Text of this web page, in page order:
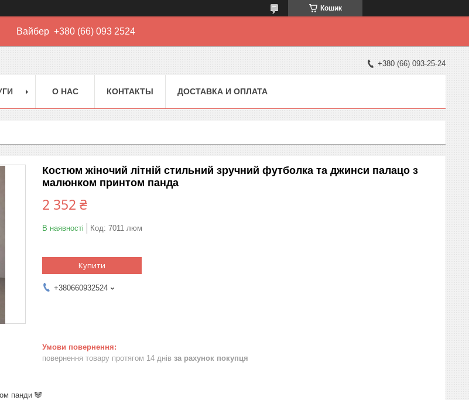
Кошик
Вайбер +380 (66) 093 2524
+380 (66) 093-25-24
О НАС КОНТАКТЫ ДОСТАВКА И ОПЛАТА
Костюм жіночий літній стильний зручний футболка та джинси палацо з
малюнком принтом панда
2 352 ₴
В наявності Код: 7011 люм
Купити
+380660932524
повернення товару протягом 14 днів за рахунок покупця
панди 🐼